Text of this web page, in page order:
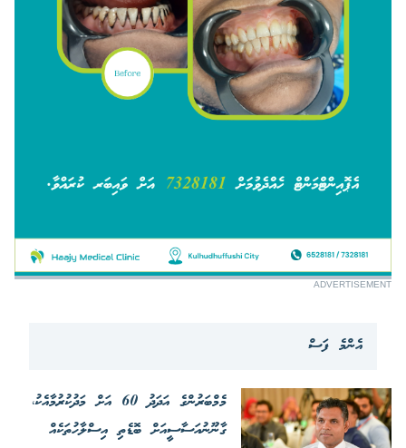
ADVERTISEMENT
އެންމެ ފަސް
މެމްބަރުންގެ އަދަދު 60 އަށް މަދުކުރުމާއެކު،
ގާނޫނުއަސާސީއަށް ބޮޑެތި އިސްލާހުތަކެއް